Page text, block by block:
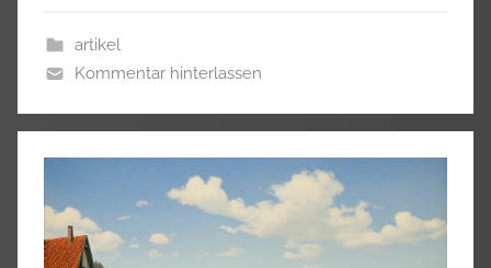
artikel
Kommentar hinterlassen